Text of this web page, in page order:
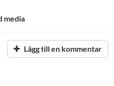
media
Lägg till en kommentar